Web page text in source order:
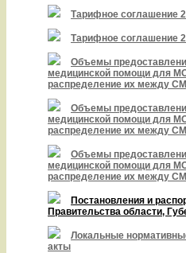
Тарифное соглашение
Тарифное соглашение
Объемы
медицинской помощи для
распределение их между
Объемы
медицинской помощи для
распределение их между
Объемы
медицинской помощи для
распределение их между
Постановления и
Правительства области,
Локальные
акты